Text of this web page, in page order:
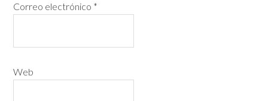
Correo electrónico *
Web